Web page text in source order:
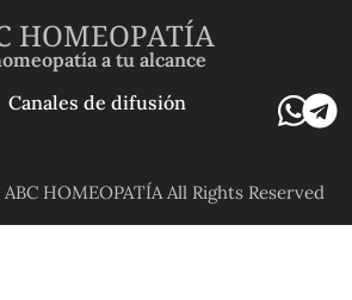
HOMEOPATÍA
a tu alcance
Canales de difusión
HOMEOPATÍA All Rights Reserved